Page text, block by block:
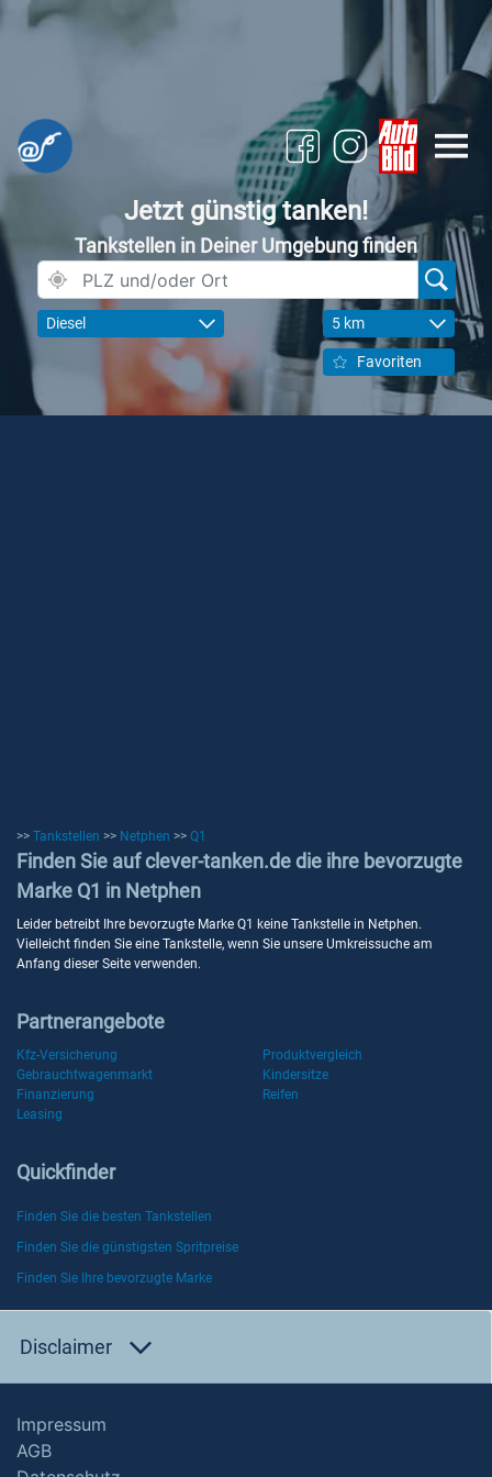
Jetzt günstig tanken!
Tankstellen in Deiner Umgebung finden
Diesel 5 km
Favoriten
>> Tankstellen >> Netphen >> Q1
Finden Sie auf clever-tanken.de die ihre bevorzugte
Marke Q1 in Netphen
Leider betreibt Ihre bevorzugte Marke Q1 keine Tankstelle in Netphen.
Vielleicht finden Sie eine Tankstelle, wenn Sie unsere Umkreissuche am
Anfang dieser Seite verwenden.
Partnerangebote
Kfz-Versicherung
Produktvergleich
Gebrauchtwagenmarkt
Kindersitze
Finanzierung
Reifen
Leasing
Quickfinder
Finden Sie die besten Tankstellen
Finden Sie die günstigsten Spritpreise
Finden Sie Ihre bevorzugte Marke
Disclaimer
Impressum
AGB